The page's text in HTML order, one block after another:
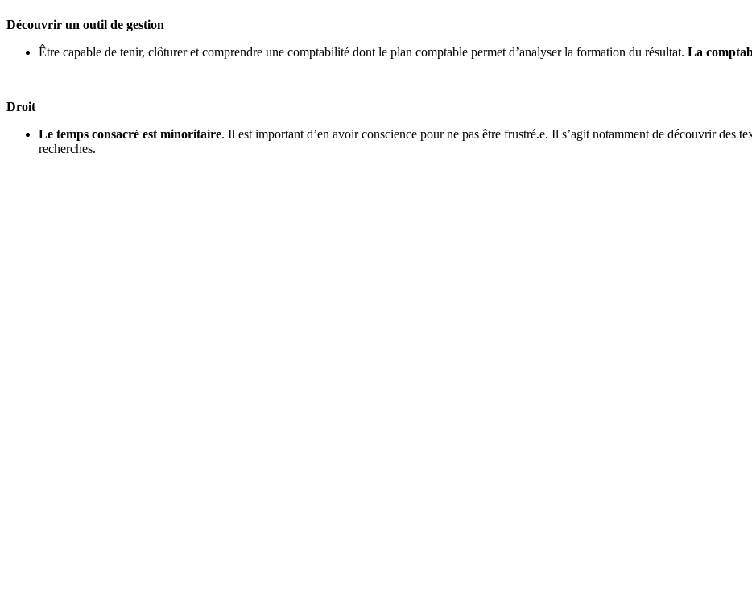
Découvrir un outil de gestion
Être capable de tenir, clôturer et comprendre une comptabilité dont le plan comptable permet d’analyser la formation du résultat. La
Droit
Le temps consacré est minoritaire. Il est important d’en avoir conscience pour ne pas être frustré.e. Il s’agit notamment de découvrir des
recherches.